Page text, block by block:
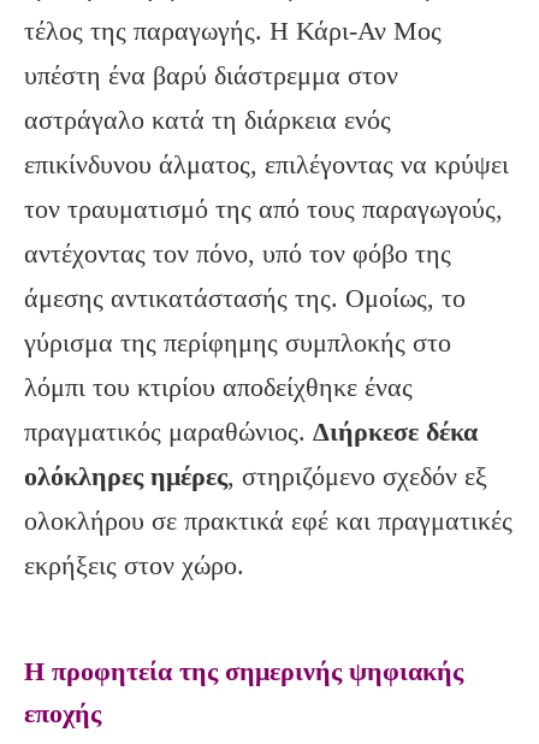
τέλος της παραγωγής. Η Κάρι-Αν Μος
υπέστη ένα βαρύ διάστρεμμα στον
αστράγαλο κατά τη διάρκεια ενός
επικίνδυνου άλματος, επιλέγοντας να κρύψει
τον τραυματισμό της από τους παραγωγούς,
αντέχοντας τον πόνο, υπό τον φόβο της
άμεσης αντικατάστασής της. Ομοίως, το
γύρισμα της περίφημης συμπλοκής στο
λόμπι του κτιρίου αποδείχθηκε ένας
πραγματικός μαραθώνιος. Διήρκεσε δέκα
ολόκληρες ημέρες, στηριζόμενο σχεδόν εξ
ολοκλήρου σε πρακτικά εφέ και πραγματικές
εκρήξεις στον χώρο.
Η προφητεία της σημερινής ψηφιακής
εποχής